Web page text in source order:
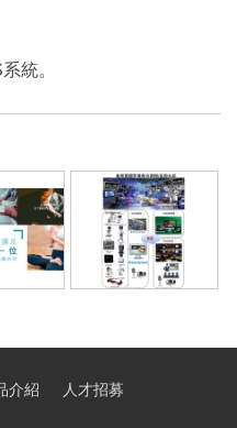
統。
統
動態醫療影像整合
調撥/直撥系統
介紹
人才招募